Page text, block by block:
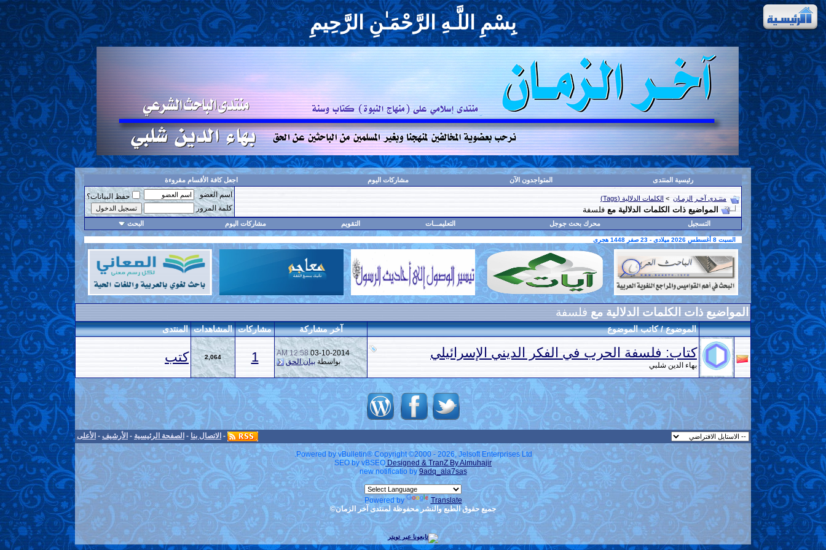
بِسْمِ اللَّـهِ الرَّحْمَـٰنِ الرَّحِيمِ
رئيسية المنتدى المتواجدون الآن مشاركات اليوم اجعل كافة الأقسام مقروءة
منتـدى آخـر الزمـان > الكلمات الدلالية (Tags)
المواضيع ذات الكلمات الدلالية مع فلسفة
اسم العضو
حفظ البيانات؟
كلمة المرور
التسجيل محرك بحث جوجل التعليمـــات التقويم مشاركات اليوم البحث
السبت 8 أغسطس 2026 ميلادى - 23 صفر 1448 هجرى
المواضيع ذات الكلمات الدلالية مع فلسفة
الموضوع / كاتب الموضوع آخر مشاركة مشاركات المشاهدات المنتدى
كتاب: فلسفة الحرب في الفكر الديني الإسرائيلي
بهاء الدين شلبي
03-10-2014
12:58 AM
بواسطة بيان الحق 1
2,064 كتب
- الاتصال بنا - الصفحة الرئيسية - الأرشيف - الأعلى
Powered by vBulletin® Copyright ©2000 - 2026, Jelsoft Enterprises Ltd.
SEO by vBSEODesigned & TranZ By Almuhajir
new notificatio by9adq_ala7sas
Powered by
Translate
جميع حقوق الطبع والنشر محفوظة لمنتدى آخر الزمان©